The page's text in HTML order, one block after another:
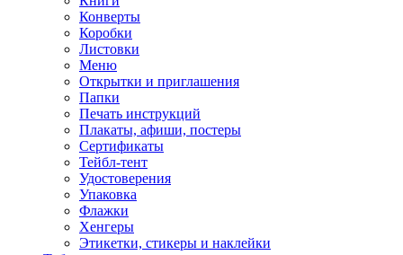
Конверты
Коробки
Листовки
Меню
Открытки и приглашения
Папки
Печать инструкций
Плакаты, афиши, постеры
Сертификаты
Тейбл-тент
Удостоверения
Упаковка
Флажки
Хенгеры
Этикетки, стикеры и наклейки